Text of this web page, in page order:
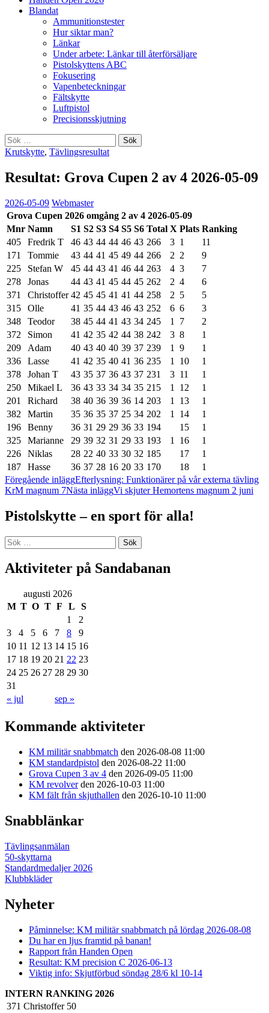
Blandat
Ammunitionstester
Hur siktar man?
Länkar
Under arbete: Länkar till återförsäljare
Pistolskyttens ABC
Fokusering
Vapenbeteckningar
Fältskytte
Luftpistol
Precisionsskjutning
Sök
efter:
Krutskytte, Tävlingsresultat
Resultat: Grova Cupen 2 av 4 2026-05-09
2026-05-09 Webmaster
Grova Cupen 2026 omgång 2 av 4 2026-05-09
Mnr Namn S1 S2 S3 S4 S5 S6 Total X Plats Ranking
405
Fredrik T 46 43 44 44 46 43 266 3 1
11
171
Tommie 43 44 41 45 49 44 266 2 2
9
225
Stefan W 45 44 43 41 46 44 263 4 3
7
278
Jonas 44 43 41 45 44 45 262 2 4
6
371
Christoffer 42 45 45 41 41 44 258 2 5
5
315
Olle 41 35 44 43 46 43 252 6 6
3
348
Teodor 38 45 44 41 43 34 245 1 7
2
372
Simon 41 42 35 42 44 38 242 3 8
1
209
Adam 40 43 40 40 39 37 239 1 9
1
336
Lasse 41 42 35 40 41 36 235 1 10
1
378
Johan T 43 35 37 36 43 37 231 3 11
1
250
Mikael L 36 43 33 34 34 35 215 1 12
1
201
Richard 38 40 36 39 36 14 203 1 13
1
382
Martin 35 36 35 37 25 34 202 1 14
1
196
Benny 36 31 29 29 36 33 194 15
1
325
Marianne 29 39 32 31 29 33 193 1 16
1
226
Niklas 28 22 40 33 30 32 185 17
1
187
Hasse 36 37 28 16 20 33 170 18 1
Inläggsnavigering
Föregående inläggEfterlysning: Funktionärer på vår externa tävling
KrM magnum 7Nästa inläggVi skjuter Hemortens magnum 2 juni
Pistolskytte – en sport för alla!
Sök
efter:
Aktiviteter på Sandabanan
augusti 2026
M T O T F L
S
1
2
3
4 5 6 7 8
9
10 11 12 13 14 15 16
17 18 19 20 21 22 23
24 25 26 27 28 29 30
31
« jul
sep »
Kommande aktiviteter
KM militär snabbmatch den 2026-08-08 11:00
KM standardpistol den 2026-08-22 11:00
Grova Cupen 3 av 4 den 2026-09-05 11:00
KM revolverden 2026-10-03 11:00
KM fält från skjuthallen den 2026-10-10 11:00
Snabblänkar
Tävlingsanmälan
50-skyttarna
Standardmedaljer 2026
Klubbkläder
Nyheter
Påminnelse: KM militär snabbmatch på lördag 2026-08-08
Du har en ljus framtid på banan!
Rapport från Handen Open
Resultat: KM precision C 2026-06-13
Viktig info: Skjutförbud söndag 28/6 kl 10-14
INTERN RANKING 2026
371 Christoffer 50